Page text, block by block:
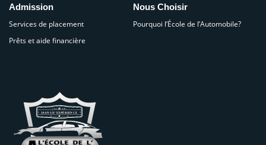
Admission
Services de placement
Prêts et aide financière
Nous Choisir
Pourquoi l’École de l’Automobile?